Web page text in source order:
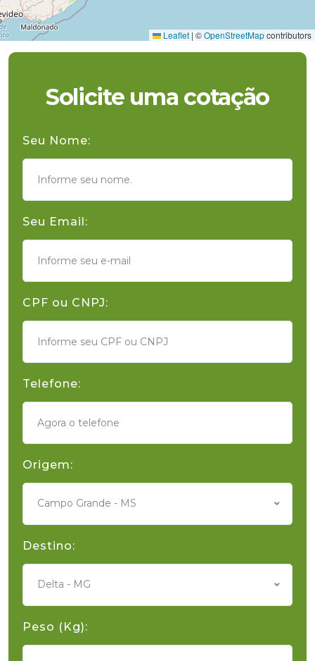
Leaflet | ©OpenStreetMapcontributors
Solicite uma cotação
Seu Nome:
Seu Email:
CPF ou CNPJ:
Telefone:
Origem:
Campo Grande - MS
Destino:
Delta - MG
Peso (Kg):